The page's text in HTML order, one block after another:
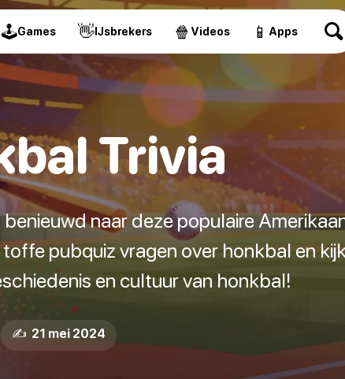
🕹Games 👋IJsbrekers 🍿 Videos 📱 Apps
Trivia
naar deze populaire
pubquiz vragen over honkbal en
en cultuur van honkbal!
✍️ 21 mei 2024